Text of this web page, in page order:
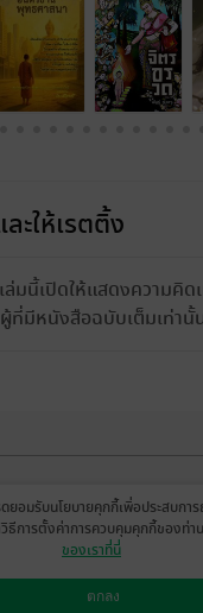
ะให้เรตติ้ง
มนี้เปิดให้แสดงความคิดเ
ผู้ที่มีหนังสือฉบับเต็มเท่านั้
ดยอมรับนโยบายคุกกี้เพื่อประสบกา
ธีการตั้งค่าการควบคุมคุกกี้ของท่า
ของเราที่นี่
ตกลง